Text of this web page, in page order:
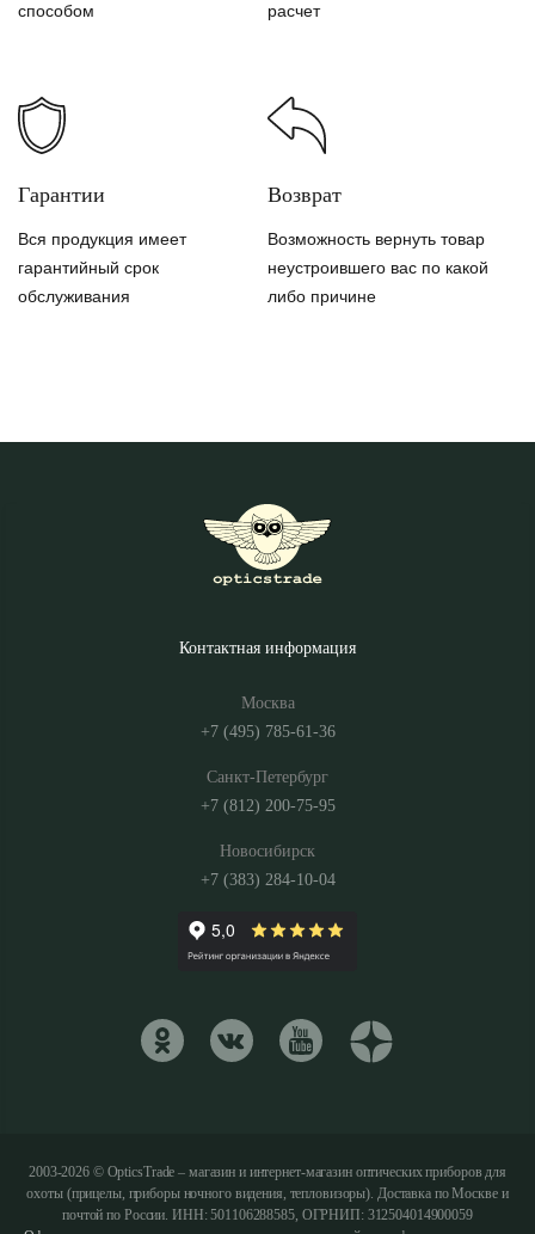
способом
расчет
Гарантии
Вся продукция имеет
гарантийный срок
обслуживания
Возврат
Возможность вернуть товар
неустроившего вас по какой
либо причине
Контактная информация
Москва
+7 (495) 785-61-36
Санкт-Петербург
+7 (812) 200-75-95
Новосибирск
+7 (383) 284-10-04
2003-2026 © OpticsTrade – магазин и интернет-магазин оптических приборов для
охоты (прицелы, приборы ночного видения, тепловизоры). Доставка по Москве и
почтой по России. ИНН: 501106288585, ОГРНИП: 312504014900059